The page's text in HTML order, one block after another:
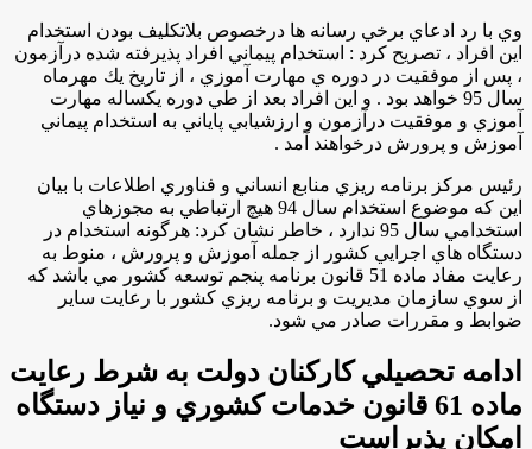
وي با رد ادعاي برخي رسانه ها درخصوص بلاتكليف بودن استخدام
اين افراد ، تصريح كرد : استخدام پيماني افراد پذيرفته شده درآزمون
، پس از موفقيت در دوره ي مهارت آموزي ، از تاريخ يك مهرماه
سال 95 خواهد بود . و اين افراد بعد از طي دوره يكساله مهارت
آموزي و موفقيت درآزمون و ارزشيابي پاياني به استخدام پيماني
آموزش و پرورش درخواهند آمد .
رئيس مركز برنامه ريزي منابع انساني و فناوري اطلاعات با بيان
اين كه موضوع استخدام سال 94 هيچ ارتباطي به مجوزهاي
استخدامي سال 95 ندارد ، خاطر نشان كرد: هرگونه استخدام در
دستگاه هاي اجرايي كشور از جمله آموزش و پرورش ، منوط به
رعايت مفاد ماده 51 قانون برنامه پنجم توسعه كشور مي باشد كه
از سوي سازمان مديريت و برنامه ريزي كشور با رعايت ساير
ضوابط و مقررات صادر مي شود.
ادامه تحصيلي كاركنان دولت به شرط رعايت
ماده 61 قانون خدمات كشوري و نياز دستگاه
امكان پذيراست